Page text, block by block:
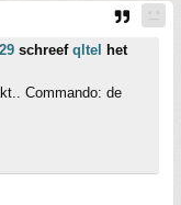
schreef qltel
het
Commando: de